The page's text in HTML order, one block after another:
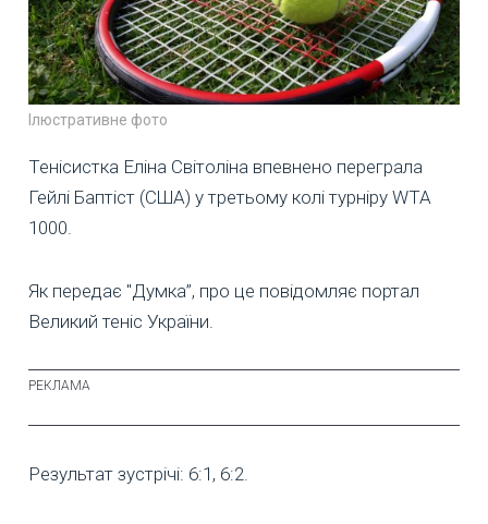
Ілюстративне фото
Тенісистка Еліна Світоліна впевнено переграла
Гейлі Баптіст (США) у третьому колі турніру WTA
1000.
Як передає "Думка”, про це повідомляє портал
Великий теніс України.
Результат зустрічі: 6:1, 6:2.